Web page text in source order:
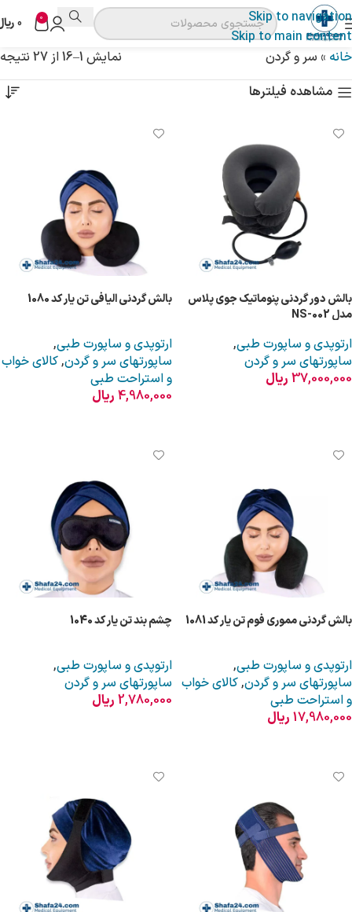
Skip to navigation
Skip to main content
0
0
خانه » سر و گردن
نمایش 1–16 از 27 نتیجه
مشاهده فیلترها
بالش دور گردنی پنوماتیک جوی پلاس
مدل NS-002
ارتوپدی و ساپورت طبی,
ساپورتهای سر و گردن
37,000,000 ریال
بالش گردنی الیافی تن یار کد 1080
ارتوپدی و ساپورت طبی,
ساپورتهای سر و گردن,کالای خواب
و استراحت طبی
4,980,000 ریال
بالش گردنی مموری فوم تن یار کد 1081
ارتوپدی و ساپورت طبی,
ساپورتهای سر و گردن,کالای خواب
و استراحت طبی
17,980,000 ریال
چشم بند تن یار کد 1040
ارتوپدی و ساپورت طبی,
ساپورتهای سر و گردن
2,780,000 ریال